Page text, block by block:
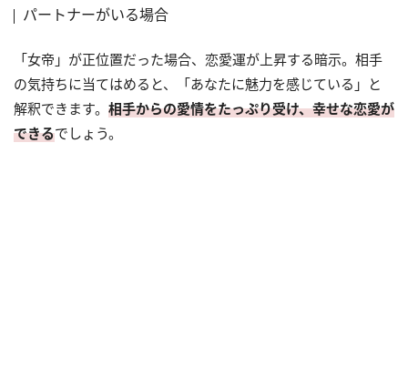
パートナーがいる場合
「女帝」が正位置だった場合、恋愛運が上昇する暗示。相手
の気持ちに当てはめると、「あなたに魅力を感じている」と
解釈できます。 相手からの愛情をたっぷり受け、幸せな恋愛が
できるでしょう。